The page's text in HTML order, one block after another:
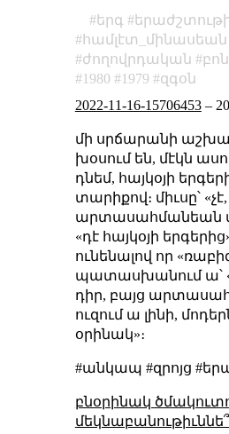
երգ
համլէտ_մինասեան
ժողովրդական
1980
1979
զգօն
2022-11-16-15706453–
մի սրճարանի
խօսում են, մէկն
դնեմ, հայկօյի
տարիքով։ միւսը՝ «չէ,
արտասահմանեան
«դէ հայկօյի
ունենալով որ
պատասխանում ա՝
դիր, բայց
ուզում ա լինի,
օրինակ»։
#անկապ #զրոյց
բնօրինակ